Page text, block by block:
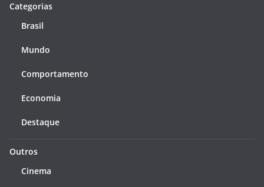
Categorias
Brasil
Mundo
Comportamento
Economia
Destaque
Outros
Cinema